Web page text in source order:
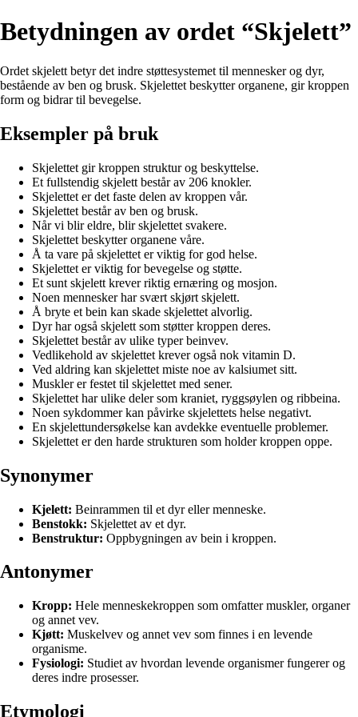
Betydningen av ordet “Skjelett”
Ordet skjelett betyr det indre støttesystemet til mennesker og dyr,
bestående av ben og brusk. Skjelettet beskytter organene, gir kroppen
form og bidrar til bevegelse.
Eksempler på bruk
Skjelettet gir kroppen struktur og beskyttelse.
Et fullstendig skjelett består av 206 knokler.
Skjelettet er det faste delen av kroppen vår.
Skjelettet består av ben og brusk.
Når vi blir eldre, blir skjelettet svakere.
Skjelettet beskytter organene våre.
Å ta vare på skjelettet er viktig for god helse.
Skjelettet er viktig for bevegelse og støtte.
Et sunt skjelett krever riktig ernæring og mosjon.
Noen mennesker har svært skjørt skjelett.
Å bryte et bein kan skade skjelettet alvorlig.
Dyr har også skjelett som støtter kroppen deres.
Skjelettet består av ulike typer beinvev.
Vedlikehold av skjelettet krever også nok vitamin D.
Ved aldring kan skjelettet miste noe av kalsiumet sitt.
Muskler er festet til skjelettet med sener.
Skjelettet har ulike deler som kraniet, ryggsøylen og ribbeina.
Noen sykdommer kan påvirke skjelettets helse negativt.
En skjelettundersøkelse kan avdekke eventuelle problemer.
Skjelettet er den harde strukturen som holder kroppen oppe.
Synonymer
Kjelett: Beinrammen til et dyr eller menneske.
Benstokk: Skjelettet av et dyr.
Benstruktur: Oppbygningen av bein i kroppen.
Antonymer
Kropp: Hele menneskekroppen som omfatter muskler, organer
og annet vev.
Kjøtt: Muskelvev og annet vev som finnes i en levende
organisme.
Fysiologi: Studiet av hvordan levende organismer fungerer og
deres indre prosesser.
Etymologi